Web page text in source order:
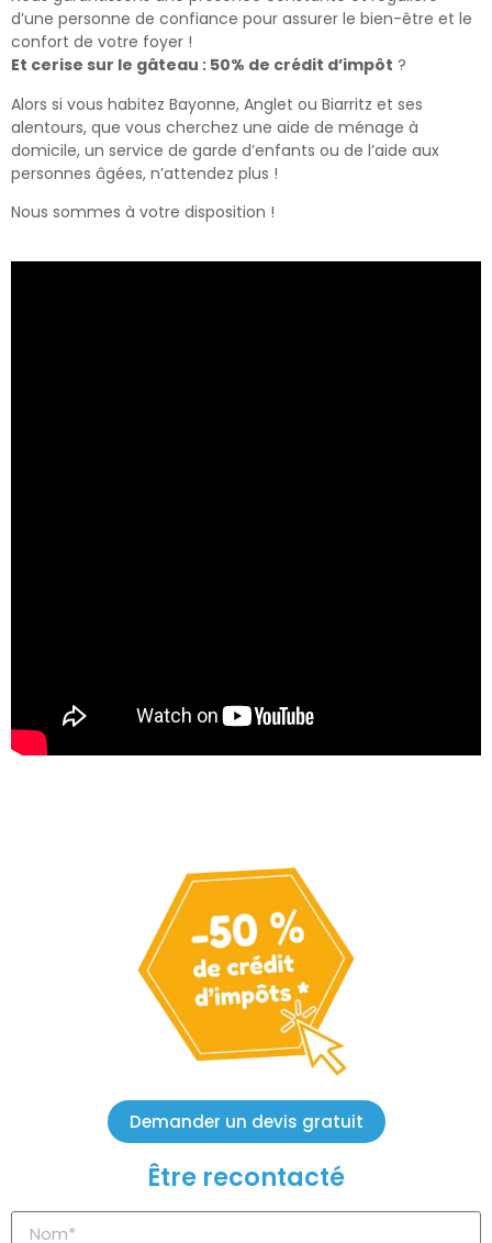
d’une personne de confiance pour assurer le bien-être et le
confort de votre foyer !
Et cerise sur le gâteau : 50% de crédit d’impôt ?
Alors si vous habitez Bayonne, Anglet ou Biarritz et ses
alentours, que vous cherchez une aide de ménage à
domicile, un service de garde d’enfants ou de l’aide aux
personnes âgées, n’attendez plus !
Nous sommes à votre disposition !
Demander un devis gratuit
Être recontacté